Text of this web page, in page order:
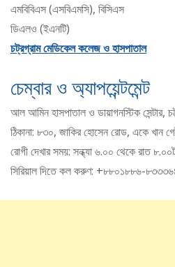
এমবিবিএস (এসবিএমসি), বিসিএস
ডিএলও (ইএনটি)
চট্রগ্রাম মেডিকেল কলেজ ও হাসপাতাল
চেম্বার ও অ্যাপয়েন্টমেন্ট
আল আমিন হাসপাতাল ও ডায়াগনস্টিক সেন্টার,
ঠিকানা: ৮৩০, জাকির হোসেন রোড, একে খান
রোগী দেখার সময়: সন্ধ্যা ৬.০০ থেকে রাত
সিরিয়াল দিতে কল করুণ: +৮৮০১৮৮৬-